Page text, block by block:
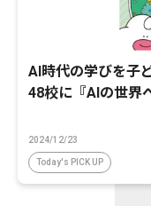
AI時代の学びを子
48校に『AIの世界
2024/12/23
Today's PICK UP